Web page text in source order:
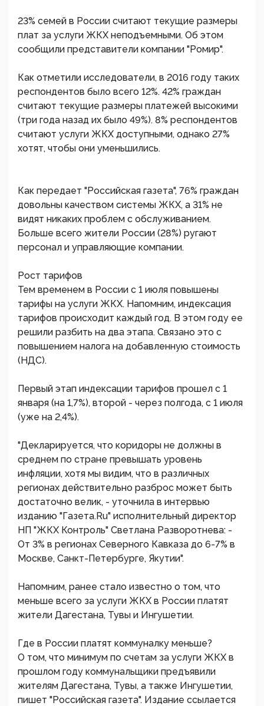
23% семей в России считают текущие размеры
плат за услуги ЖКХ неподъемными. Об этом
сообщили представители компании "Ромир".
Как отметили исследователи, в 2016 году таких
респондентов было всего 12%. 42% граждан
считают текущие размеры платежей высокими
(три года назад их было 49%). 8% респондентов
считают услуги ЖКХ доступными, однако 27%
хотят, чтобы они уменьшились.
Как передает "Российская газета", 76% граждан
довольны качеством системы ЖКХ, а 31% не
видят никаких проблем с обслуживанием.
Больше всего жители России (28%) ругают
персонал и управляющие компании.
Рост тарифов
Тем временем в России с 1 июля повышены
тарифы на услуги ЖКХ. Напомним, индексация
тарифов происходит каждый год. В этом году ее
решили разбить на два этапа. Связано это с
повышением налога на добавленную стоимость
(НДС).
Первый этап индексации тарифов прошел с 1
января (на 1,7%), второй - через полгода, с 1 июля
(уже на 2,4%).
"Декларируется, что коридоры не должны в
среднем по стране превышать уровень
инфляции, хотя мы видим, что в различных
регионах действительно разброс может быть
достаточно велик, - уточнила в интервью
изданию "Газета.Ru" исполнительный директор
НП "ЖКХ Контроль" Светлана Разворотнева: -
От 3% в регионах Северного Кавказа до 6-7% в
Москве, Санкт-Петербурге, Якутии".
Напомним, ранее стало известно о том, что
меньше всего за услуги ЖКХ в России платят
жители Дагестана, Тувы и Ингушетии.
Где в России платят коммуналку меньше?
О том, что минимум по счетам за услуги ЖКХ в
прошлом году коммунальщики предъявили
жителям Дагестана, Тувы, а также Ингушетии,
пишет "Российская газета". Издание ссылается